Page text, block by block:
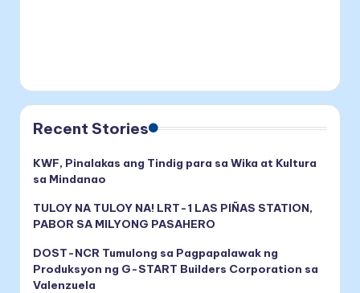
Recent Stories
KWF, Pinalakas ang Tindig para sa Wika at Kultura
sa Mindanao
TULOY NA TULOY NA! LRT-1 LAS PIÑAS STATION,
PABOR SA MILYONG PASAHERO
DOST-NCR Tumulong sa Pagpapalawak ng
Produksyon ng G-START Builders Corporation sa
Valenzuela